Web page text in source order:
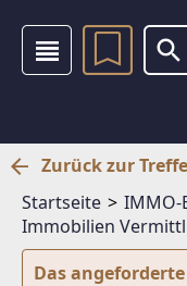
Zurück zur
Startseite
IMMO-
Immobilien
Das